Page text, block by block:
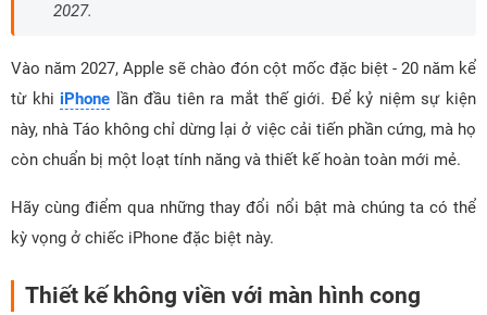
2027.
Vào năm 2027, Apple sẽ chào đón cột mốc đặc biệt - 20 năm kể
từ khi iPhone lần đầu tiên ra mắt thế giới. Để kỷ niệm sự kiện
này, nhà Táo không chỉ dừng lại ở việc cải tiến phần cứng, mà họ
còn chuẩn bị một loạt tính năng và thiết kế hoàn toàn mới mẻ.
Hãy cùng điểm qua những thay đổi nổi bật mà chúng ta có thể
kỳ vọng ở chiếc iPhone đặc biệt này.
Thiết kế không viền với màn hình cong